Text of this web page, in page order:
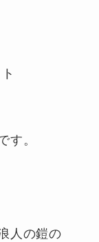
す。
人の鎧の